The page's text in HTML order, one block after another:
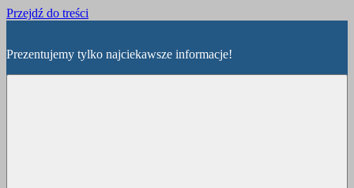
Przejdź do treści
Prezentujemy tylko najciekawsze informacje!